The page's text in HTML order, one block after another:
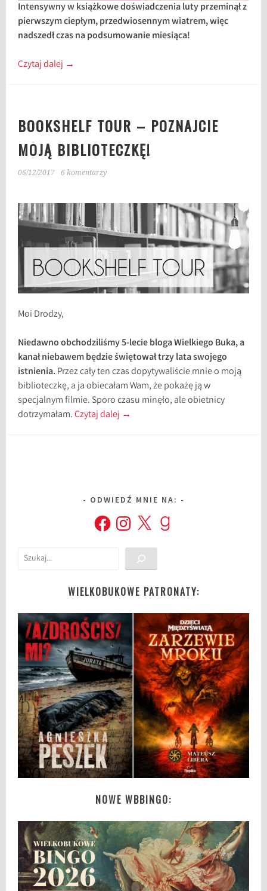
Intensywny w książkowe doświadczenia luty przeminął z
pierwszym ciepłym, przedwiosennym wiatrem, więc
nadszedł czas na podsumowanie miesiąca!
Czytaj dalej →
BOOKSHELF TOUR – POZNAJCIE
MOJĄ BIBLIOTECZKĘ!
06/12/2017 6 komentarzy
Moi Drodzy,
Niedawno obchodziliśmy 5-lecie bloga Wielkiego Buka, a
kanał niebawem będzie świętował trzy lata swojego
istnienia.Przez cały ten czas dopytywaliście mnie o moją
biblioteczkę, a ja obiecałam Wam, że pokażę ją w
specjalnym filmie. Sporo czasu minęło, ale obietnicy
dotrzymałam.Czytaj dalej →
ODWIEDŹ MNIE NA:
FacebookInstagram
X Goodreads
Szukaj
WIELKOBUKOWE PATRONATY:
NOWE WBBINGO: